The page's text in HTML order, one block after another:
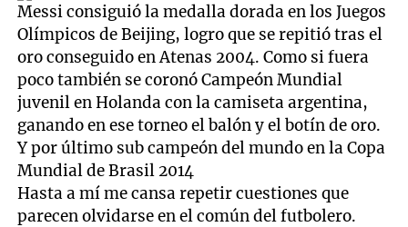
Messi consiguió la medalla dorada en los Juegos
Olímpicos de Beijing, logro que se repitió tras el
oro conseguido en Atenas 2004. Como si fuera
poco también se coronó Campeón Mundial
juvenil en Holanda con la camiseta argentina,
ganando en ese torneo el balón y el botín de oro.
Y por último sub campeón del mundo en la Copa
Mundial de Brasil 2014
Hasta a mí me cansa repetir cuestiones que
parecen olvidarse en el común del futbolero.